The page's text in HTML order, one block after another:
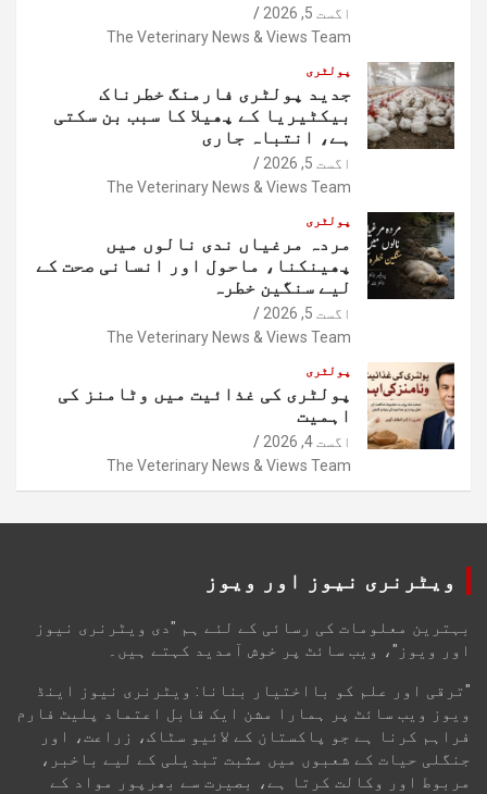
اگست 5, 2026
The Veterinary News & Views Team
پولٹری
جدید پولٹری فارمنگ خطرناک
بیکٹیریا کے پھیلا کا سبب بن سکتی
ہے، انتباہ جاری
اگست 5, 2026
The Veterinary News & Views Team
پولٹری
مردہ مرغیاں ندی نالوں میں
پھینکنا، ماحول اور انسانی صحت کے
لیے سنگین خطرہ
اگست 5, 2026
The Veterinary News & Views Team
پولٹری
پولٹری کی غذائیت میں وٹامنز کی
اہمیت
اگست 4, 2026
The Veterinary News & Views Team
ویٹرنری نیوز اور ویوز
بہترین معلومات کی رسائی کے لئے ہم "دی ویٹرنری نیوز
اور ویوز"، ویب سائٹ پر خوش آمدید کہتے ہیں۔
"ترقی اور علم کو بااختیار بنانا: ویٹرنری نیوز اینڈ
ویوز ویب سائٹ پر ہمارا مشن ایک قابل اعتماد پلیٹ فارم
فراہم کرنا ہے جو پاکستان کے لائیو سٹاک، زراعت، اور
جنگلی حیات کے شعبوں میں مثبت تبدیلی کے لیے باخبر،
مربوط اور وکالت کرتا ہے، بصیرت سے بھرپور مواد کے